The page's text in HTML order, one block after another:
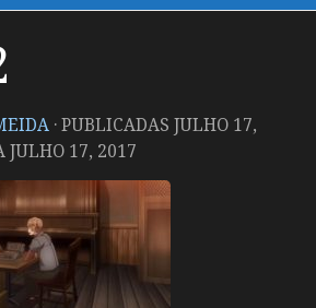
· PUBLICADAS JULHO 17,
JULHO 17, 2017